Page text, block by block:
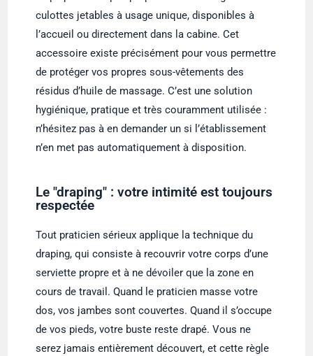
culottes jetables à usage unique, disponibles à
l’accueil ou directement dans la cabine. Cet
accessoire existe précisément pour vous permettre
de protéger vos propres sous-vêtements des
résidus d’huile de massage. C’est une solution
hygiénique, pratique et très couramment utilisée :
n’hésitez pas à en demander un si l’établissement
n’en met pas automatiquement à disposition.
Le "draping" : votre intimité est toujours
respectée
Tout praticien sérieux applique la technique du
draping, qui consiste à recouvrir votre corps d’une
serviette propre et à ne dévoiler que la zone en
cours de travail. Quand le praticien masse votre
dos, vos jambes sont couvertes. Quand il s’occupe
de vos pieds, votre buste reste drapé. Vous ne
serez jamais entièrement découvert, et cette règle